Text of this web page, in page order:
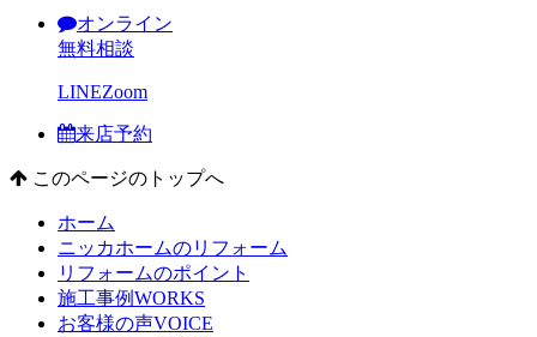
オンライン
無料相談
LINEZoom
来店予約
このページのトップへ
ホーム
ニッカホームのリフォーム
リフォームのポイント
施工事例WORKS
お客様の声VOICE